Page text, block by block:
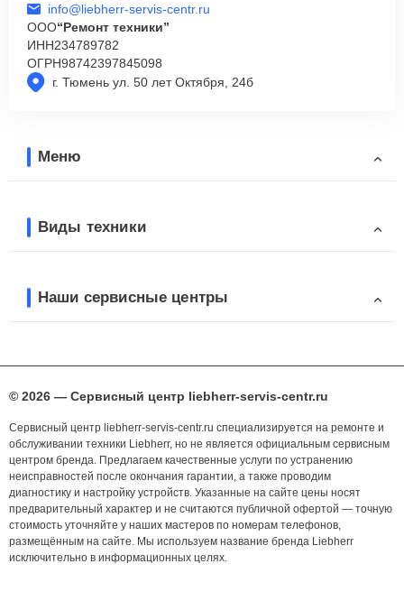
г. Тюмень ул. 50 лет Октября, 24б
info@liebherr-servis-centr.ru
ООО“Ремонт техники”
ИНН234789782
ОГРН98742397845098
Меню
Виды техники
Наши сервисные центры
© 2026 — Сервисный центр liebherr-servis-centr.ru
Сервисный центр liebherr-servis-centr.ru специализируется на ремонте и
обслуживании техники Liebherr, но не является официальным сервисным
центром бренда. Предлагаем качественные услуги по устранению
неисправностей после окончания гарантии, а также проводим
диагностику и настройку устройств. Указанные на сайте цены носят
предварительный характер и не считаются публичной офертой — точную
стоимость уточняйте у наших мастеров по номерам телефонов,
размещённым на сайте. Мы используем название бренда Liebherr
исключительно в информационных целях.